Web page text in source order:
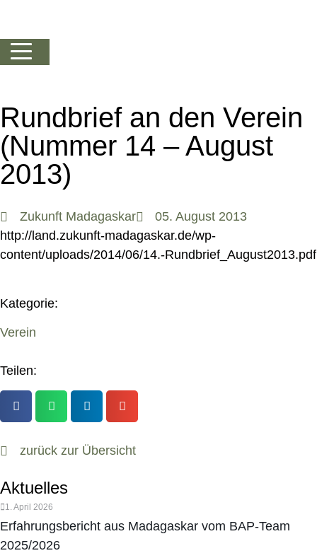
Rundbrief an den Verein
(Nummer 14 – August
2013)
Zukunft Madagaskar
05. August 2013
http://land.zukunft-madagaskar.de/wp-
content/uploads/2014/06/14.-Rundbrief_August2013.pdf
Kategorie:
Verein
Teilen:
zurück zur Übersicht
Aktuelles
1. April 2026
Erfahrungsbericht aus Madagaskar vom BAP-Team
2025/2026